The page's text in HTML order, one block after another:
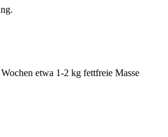
etwa 1-2 kg fettfreie Masse